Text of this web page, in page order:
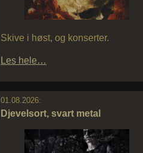
Skive i høst, og konserter.
Les hele…
01.08.2026:
Djevelsort, svart metal